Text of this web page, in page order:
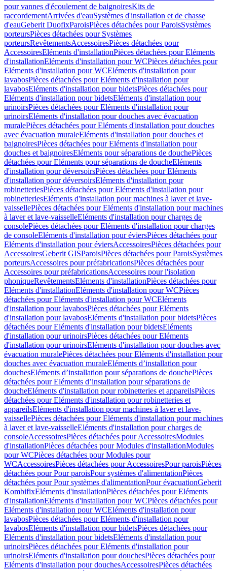
pour vannes d'écoulement de baignoiresKits de
raccordementArrivées d'eauSystèmes d'installation et de chasse
d'eauGeberit DuofixParoisPièces détachées pour ParoisSystèmes
porteursPièces détachées pour Systèmes
porteursRevêtementsAccessoiresPièces détachées pour
AccessoiresEléments d'installationPièces détachées pour Eléments
d'installationEléments d'installation pour WCPièces détachées pour
Eléments d'installation pour WCEléments d'installation pour
lavabosPièces détachées pour Eléments d'installation pour
lavabosEléments d'installation pour bidetsPièces détachées pour
Eléments d'installation pour bidetsEléments d'installation pour
urinoirsPièces détachées pour Eléments d'installation pour
urinoirsEléments d'installation pour douches avec évacuation
muralePièces détachées pour Eléments d'installation pour douches
avec évacuation muraleEléments d'installation pour douches et
baignoiresPièces détachées pour Eléments d'installation pour
douches et baignoiresEléments pour séparations de douchePièces
détachées pour Eléments pour séparations de doucheEléments
d'installation pour déversoirsPièces détachées pour Eléments
d'installation pour déversoirsEléments d'installation pour
robinetteriesPièces détachées pour Eléments d'installation pour
robinetteriesEléments d'installation pour machines à laver et lave-
vaissellePièces détachées pour Eléments d'installation pour machines
à laver et lave-vaisselleEléments d'installation pour charges de
consolePièces détachées pour Eléments d'installation pour charges
de consoleEléments d'installation pour éviersPièces détachées pour
Eléments d'installation pour éviersAccessoiresPièces détachées pour
AccessoiresGeberit GISParoisPièces détachées pour ParoisSystèmes
porteursAccessoires pour préfabricationsPièces détachées pour
Accessoires pour préfabricationsAccessoires pour l'isolation
phoniqueRevêtementsEléments d'installationPièces détachées pour
Eléments d'installationEléments d'installation pour WCPièces
détachées pour Eléments d'installation pour WCEléments
d'installation pour lavabosPièces détachées pour Eléments
d'installation pour lavabosEléments d'installation pour bidetsPièces
détachées pour Eléments d'installation pour bidetsEléments
d'installation pour urinoirsPièces détachées pour Eléments
d'installation pour urinoirsEléments d'installation pour douches avec
évacuation muralePièces détachées pour Eléments d'installation pour
douches avec évacuation muraleEléments d’installation pour
douchesEléments d’installation pour séparations de douchePièces
détachées pour Eléments d’installation pour séparations de
doucheEléments d'installation pour robinetteries et appareilsPièces
détachées pour Eléments d'installation pour robinetteries et
appareilsEléments d'installation pour machines à laver et lave-
vaissellePièces détachées pour Eléments d'installation pour machines
à laver et lave-vaisselleEléments d'installation pour charges de
consoleAccessoiresPièces détachées pour AccessoiresModules
d'installationPièces détachées pour Modules d'installationModules
pour WCPièces détachées pour Modules pour
WCAccessoiresPièces détachées pour AccessoiresPour paroisPièces
détachées pour Pour paroisPour systèmes d'alimentationPièces
détachées pour Pour systèmes d'alimentationPour évacuationGeberit
KombifixEléments d'installationPièces détachées pour Eléments
d'installationEléments d'installation pour WCPièces détachées pour
Eléments d'installation pour WCEléments d'installation pour
lavabosPièces détachées pour Eléments d'installation pour
lavabosEléments d'installation pour bidetsPièces détachées pour
Eléments d'installation pour bidetsEléments d'installation pour
urinoirsPièces détachées pour Eléments d'installation pour
urinoirsEléments d'installation pour douchesPièces détachées pour
Eléments d'installation pour douchesAccessoiresPièces détachées